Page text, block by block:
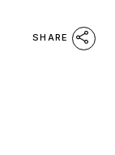
SHARE